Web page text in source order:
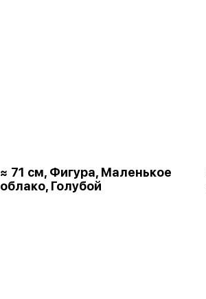
≈ 71 см, Фигура, Маленькое
облако, Голубой